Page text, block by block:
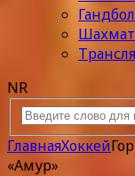
Гандбол
NR
ГлавнаяХоккей
«Амур»